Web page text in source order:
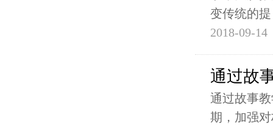
变传统的提
2018-09-14
通过故
通过故事
期，加强